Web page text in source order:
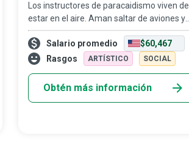
Los instructores de paracaidismo viven de
estar en el aire. Aman saltar de aviones y
que les paguen por hacerlo, mientras
acompañan a quienes se lanzan por
primera vez a sentir la adrenalina del parac
Salario promedio
$60,467
Rasgos
ARTÍSTICO SOCIAL
Obtén más información